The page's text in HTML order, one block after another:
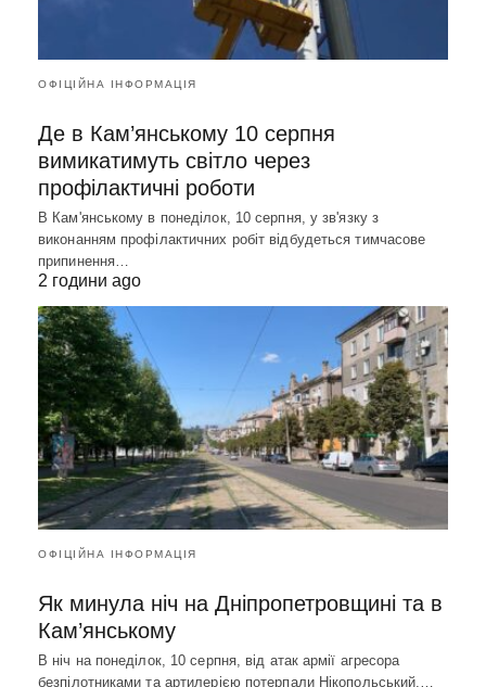
ОФІЦІЙНА ІНФОРМАЦІЯ
Де в Кам’янському 10 серпня
вимикатимуть світло через
профілактичні роботи
В Кам'янському в понеділок, 10 серпня, у зв'язку з
виконанням профілактичних робіт відбудеться тимчасове
припинення…
2 години ago
ОФІЦІЙНА ІНФОРМАЦІЯ
Як минула ніч на Дніпропетровщині та в
Кам’янському
В ніч на понеділок, 10 серпня, від атак армії агресора
безпілотниками та артилерією потерпали Нікопольський,…